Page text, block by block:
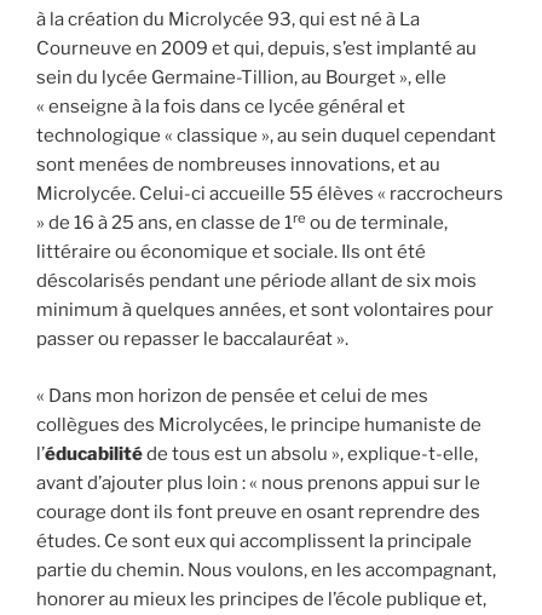
à la création du Microlycée 93, qui est né à La
Courneuve en 2009 et qui, depuis, s’est implanté au
sein du lycée Germaine-Tillion, au Bourget », elle
« enseigne à la fois dans ce lycée général et
technologique « classique », au sein duquel cependant
sont menées de nombreuses innovations, et au
Microlycée. Celui-ci accueille 55 élèves « raccrocheurs
» de 16 à 25 ans, en classe de 1re ou de terminale,
littéraire ou économique et sociale. Ils ont été
déscolarisés pendant une période ­allant de six mois
minimum à quelques ­années, et sont volontaires pour
passer ou repasser le baccalauréat ».
« Dans mon horizon de pensée et celui de mes
collègues des Microlycées, le principe humaniste de
l’éducabilitéde tous est un absolu », explique-t-elle,
avant d’ajouter plus loin : « nous prenons appui sur le
courage dont ils font preuve en osant reprendre des
études. Ce sont eux qui accomplissent la principale
partie du chemin. Nous voulons, en les accompagnant,
honorer au mieux les principes de l’école publique et,